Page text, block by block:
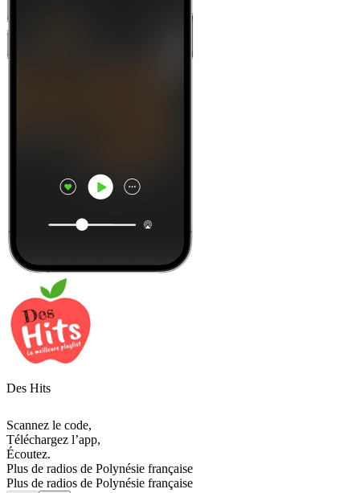
Des Hits
Scannez le code,
Téléchargez l’app,
Écoutez.
Plus de radios de Polynésie française
Plus de radios de Polynésie française